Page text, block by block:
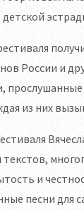
России и
из них
и
песни для